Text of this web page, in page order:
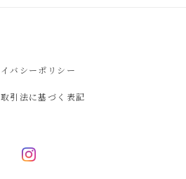
い勝手が良さそう◯ なによ
の巾着も素敵です！ ありが
ューありがとうございま
きにかわいい！と気持ち
バシーポリシー
引法に基づく表記